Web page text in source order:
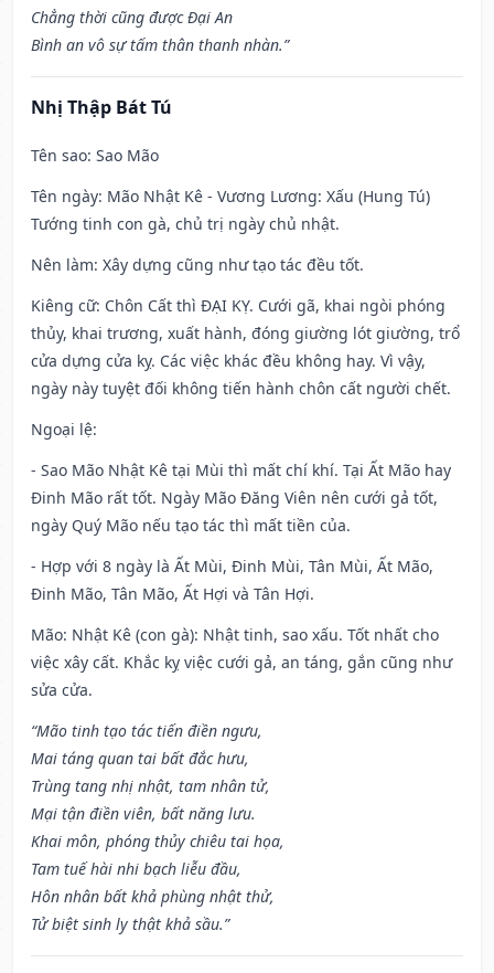
Chẳng thời cũng được Đại An
Bình an vô sự tấm thân thanh nhàn.”
Nhị Thập Bát Tú
Tên sao: Sao Mão
Tên ngày: Mão Nhật Kê - Vương Lương: Xấu (Hung Tú)
Tướng tinh con gà, chủ trị ngày chủ nhật.
Nên làm: Xây dựng cũng như tạo tác đều tốt.
Kiêng cữ: Chôn Cất thì ĐẠI KỴ. Cưới gã, khai ngòi phóng
thủy, khai trương, xuất hành, đóng giường lót giường, trổ
cửa dựng cửa kỵ. Các việc khác đều không hay. Vì vậy,
ngày này tuyệt đối không tiến hành chôn cất người chết.
Ngoại lệ:
- Sao Mão Nhật Kê tại Mùi thì mất chí khí. Tại Ất Mão hay
Đinh Mão rất tốt. Ngày Mão Đăng Viên nên cưới gả tốt,
ngày Quý Mão nếu tạo tác thì mất tiền của.
- Hợp với 8 ngày là Ất Mùi, Đinh Mùi, Tân Mùi, Ất Mão,
Đinh Mão, Tân Mão, Ất Hợi và Tân Hợi.
Mão: Nhật Kê (con gà): Nhật tinh, sao xấu. Tốt nhất cho
việc xây cất. Khắc kỵ việc cưới gả, an táng, gắn cũng như
sửa cửa.
“Mão tinh tạo tác tiến điền ngưu,
Mai táng quan tai bất đắc hưu,
Trùng tang nhị nhật, tam nhân tử,
Mại tận điền viên, bất năng lưu.
Khai môn, phóng thủy chiêu tai họa,
Tam tuế hài nhi bạch liễu đầu,
Hôn nhân bất khả phùng nhật thử,
Tử biệt sinh ly thật khả sầu.”